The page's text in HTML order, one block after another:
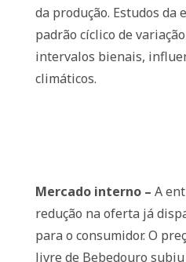
da produção. Estudos da
padrão cíclico de
intervalos bienais,
climáticos.
Mercado interno – A
redução na oferta já
para o consumidor. O
livre de Bebedouro subiu